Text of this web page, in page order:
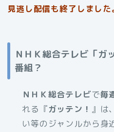
見逃し配信も終了しました
ＮＨＫ総合テレビ「ガ
番組？
ＮＨＫ総合テレビで毎
れる『ガッテン！ 』は
い等のジャンルから身